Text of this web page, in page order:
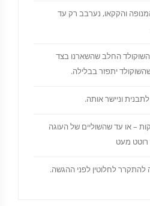
והקקאו, נערבב רק עד
החלב שהשארנו בצד
יתפזר בבלילה.
וניישר אותה.
במשך 22 דקות – או עד שהשוליים של העוגה
רוטט מעט
לחלוטין לפני ההגשה.